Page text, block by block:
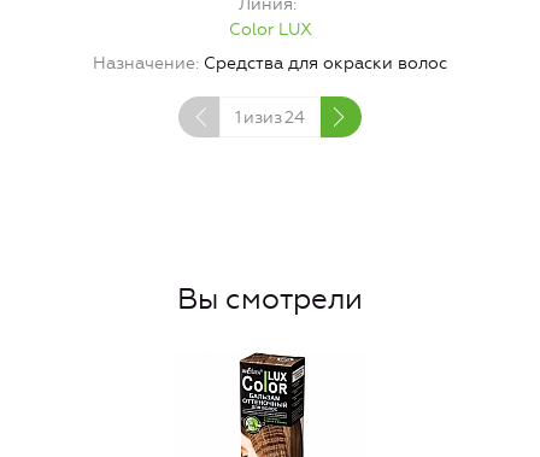
Линия
Color LUX
Назначение Средства для окраски волос
1 изиз24
Вы смотрели